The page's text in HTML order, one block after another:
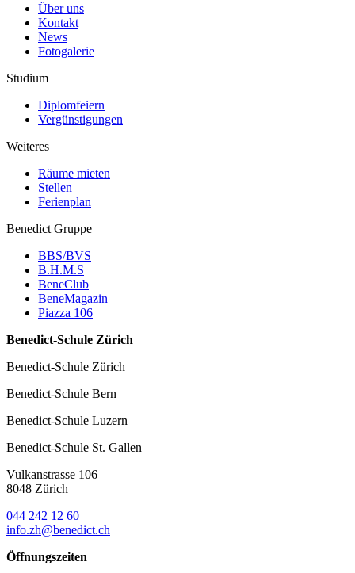
Über uns
Kontakt
News
Fotogalerie
Studium
Diplomfeiern
Vergünstigungen
Weiteres
Räume mieten
Stellen
Ferienplan
Benedict Gruppe
BBS/BVS
B.H.M.S
BeneClub
BeneMagazin
Piazza 106
Benedict-Schule Zürich
Benedict-Schule Zürich
Benedict-Schule Bern
Benedict-Schule Luzern
Benedict-Schule St. Gallen
Vulkanstrasse 106
8048 Zürich
044 242 12 60
info.zh@benedict.ch
Öffnungszeiten